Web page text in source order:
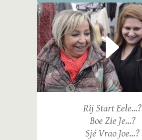
Rij Start Eele...?
Boe Zie Je...?
Sjé Vrao Joe...?